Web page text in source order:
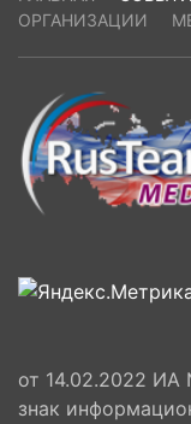
ОРГАНИЗАЦИИ
от 14.02.2022
знак